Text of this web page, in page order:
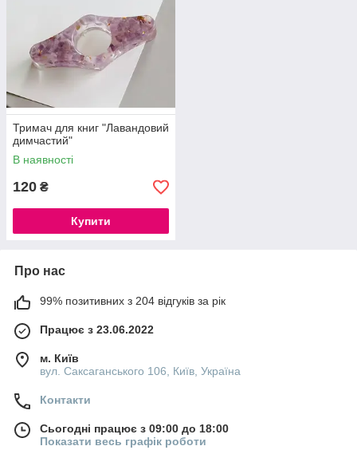
Тримач для книг "Лавандовий
димчастий"
В наявності
120 ₴
Купити
Про нас
99% позитивних з 204 відгуків за рік
Працює з 23.06.2022
м. Київ
вул. Саксаганського 106, Київ, Україна
Контакти
Сьогодні працює з 09:00 до 18:00
Показати весь графік роботи